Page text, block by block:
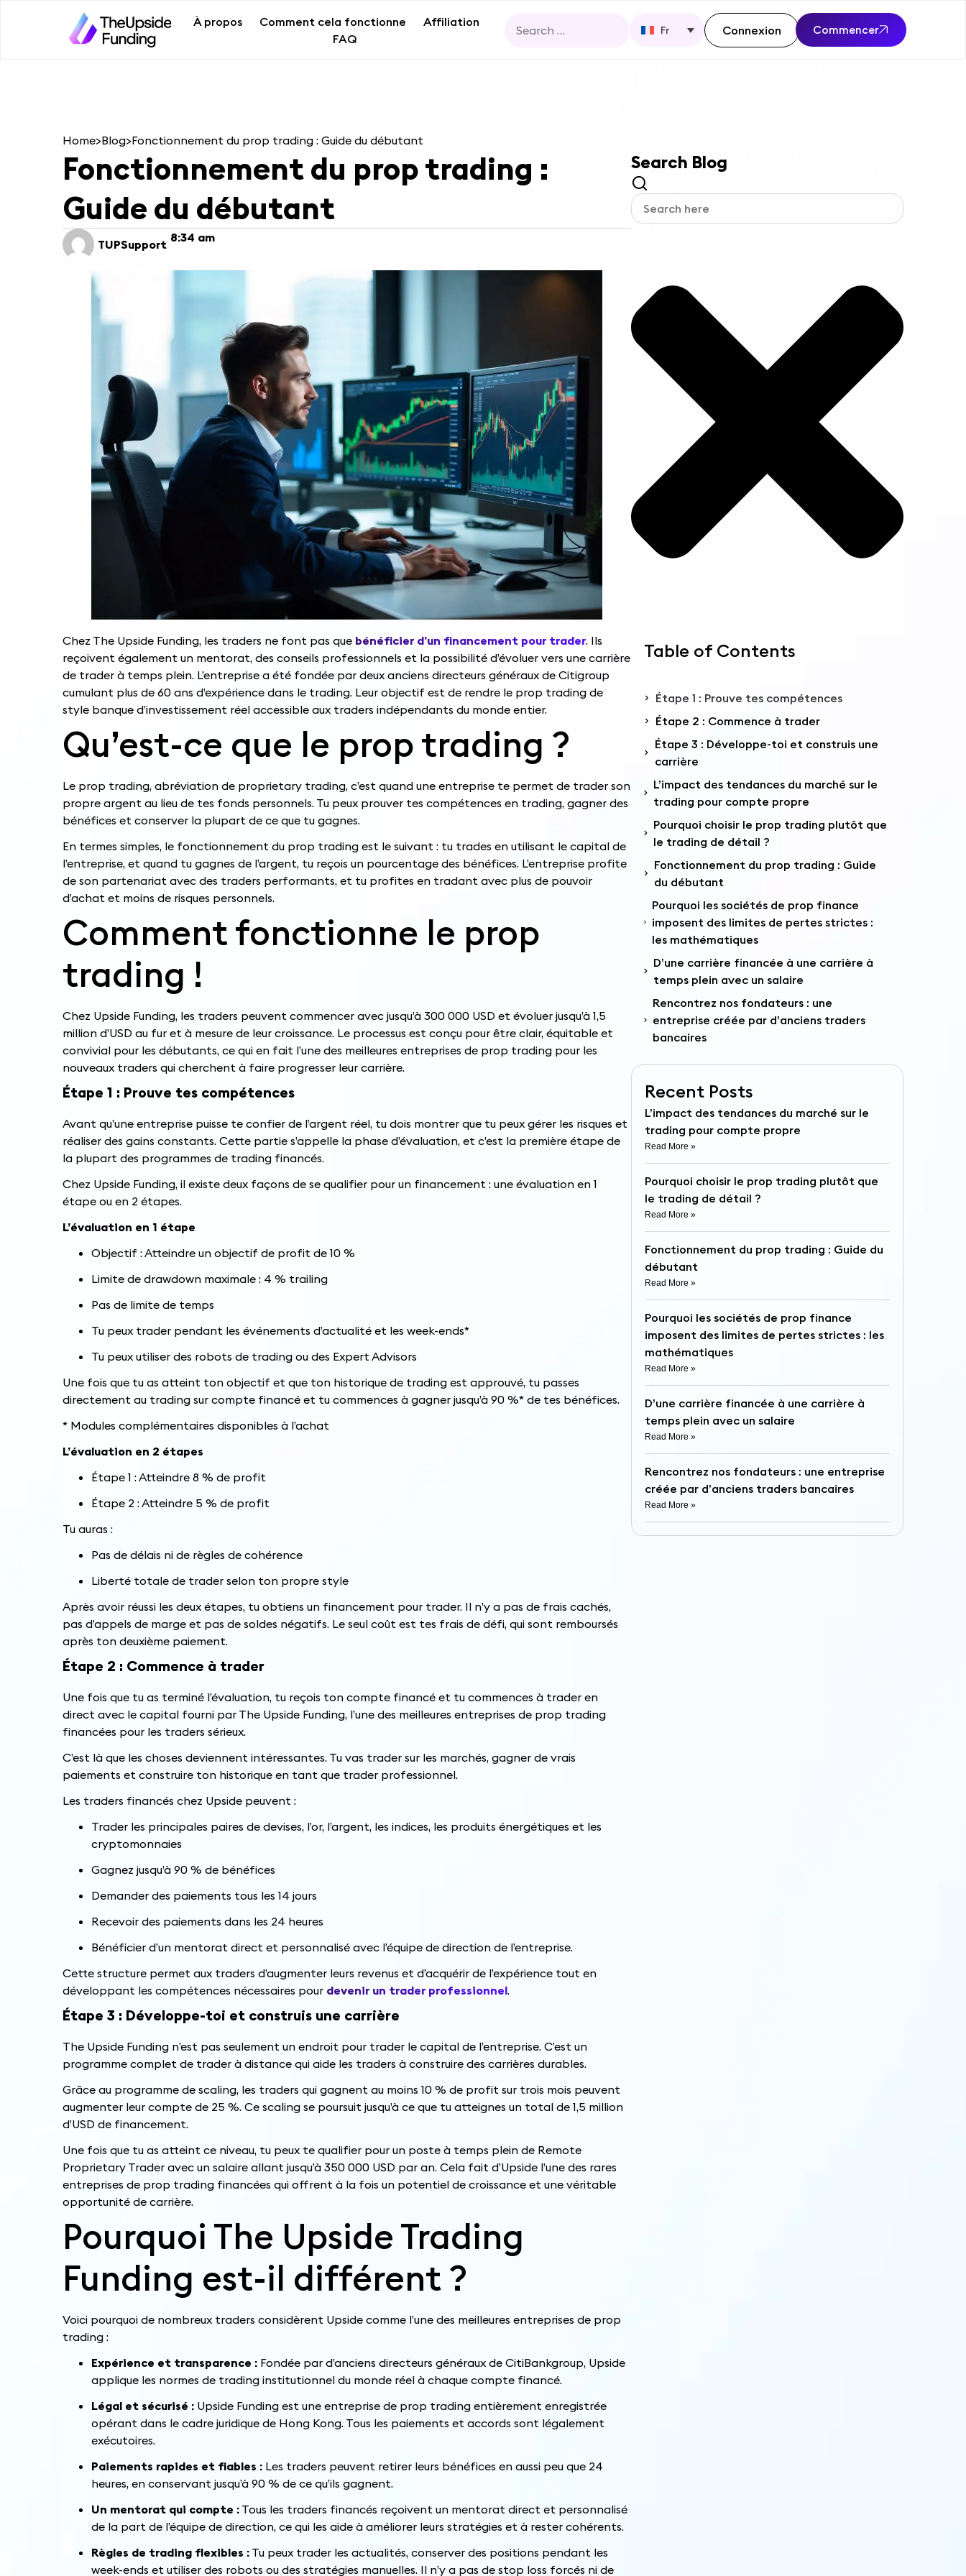
À propos Comment cela fonctionne
Affiliation
FAQ
Fr Connexion Commencer
Home>Blog>Fonctionnement du prop trading : Guide du débutant
Fonctionnement du prop trading :
Guide du débutant
TUPSupport 8:34 am
Chez The Upside Funding, les traders ne font pas que bénéficier d’un financement pour trader. Ils
reçoivent également un mentorat, des conseils professionnels et la possibilité d’évoluer vers une carrière
de trader à temps plein. L’entreprise a été fondée par deux anciens directeurs généraux de Citigroup
cumulant plus de 60 ans d’expérience dans le trading. Leur objectif est de rendre le prop trading de
style banque d’investissement réel accessible aux traders indépendants du monde entier.
Qu’est-ce que le prop trading ?
Le prop trading, abréviation de proprietary trading, c’est quand une entreprise te permet de trader son
propre argent au lieu de tes fonds personnels. Tu peux prouver tes compétences en trading, gagner des
bénéfices et conserver la plupart de ce que tu gagnes.
En termes simples, le fonctionnement du prop trading est le suivant : tu trades en utilisant le capital de
l’entreprise, et quand tu gagnes de l’argent, tu reçois un pourcentage des bénéfices. L’entreprise profite
de son partenariat avec des traders performants, et tu profites en tradant avec plus de pouvoir
d’achat et moins de risques personnels.
Comment fonctionne le prop
trading !
Chez Upside Funding, les traders peuvent commencer avec jusqu’à 300 000 USD et évoluer jusqu’à 1,5
million d’USD au fur et à mesure de leur croissance. Le processus est conçu pour être clair, équitable et
convivial pour les débutants, ce qui en fait l’une des meilleures entreprises de prop trading pour les
nouveaux traders qui cherchent à faire progresser leur carrière.
Étape 1 : Prouve tes compétences
Avant qu’une entreprise puisse te confier de l’argent réel, tu dois montrer que tu peux gérer les risques et
réaliser des gains constants. Cette partie s’appelle la phase d’évaluation, et c’est la première étape de
la plupart des programmes de trading financés.
Chez Upside Funding, il existe deux façons de se qualifier pour un financement : une évaluation en 1
étape ou en 2 étapes.
L’évaluation en 1 étape
Objectif : Atteindre un objectif de profit de 10 %
Limite de drawdown maximale : 4 % trailing
Pas de limite de temps
Tu peux trader pendant les événements d’actualité et les week-ends*
Tu peux utiliser des robots de trading ou des Expert Advisors
Une fois que tu as atteint ton objectif et que ton historique de trading est approuvé, tu passes
directement au trading sur compte financé et tu commences à gagner jusqu’à 90 %* de tes bénéfices.
* Modules complémentaires disponibles à l’achat
L’évaluation en 2 étapes
Étape 1 : Atteindre 8 % de profit
Étape 2 : Atteindre 5 % de profit
Tu auras :
Pas de délais ni de règles de cohérence
Liberté totale de trader selon ton propre style
Après avoir réussi les deux étapes, tu obtiens un financement pour trader. Il n’y a pas de frais cachés,
pas d’appels de marge et pas de soldes négatifs. Le seul coût est tes frais de défi, qui sont remboursés
après ton deuxième paiement.
Étape 2 : Commence à trader
Une fois que tu as terminé l’évaluation, tu reçois ton compte financé et tu commences à trader en
direct avec le capital fourni par The Upside Funding, l’une des meilleures entreprises de prop trading
financées pour les traders sérieux.
C’est là que les choses deviennent intéressantes. Tu vas trader sur les marchés, gagner de vrais
paiements et construire ton historique en tant que trader professionnel.
Les traders financés chez Upside peuvent :
Trader les principales paires de devises, l’or, l’argent, les indices, les produits énergétiques et les
cryptomonnaies
Gagnez jusqu’à 90 % de bénéfices
Demander des paiements tous les 14 jours
Recevoir des paiements dans les 24 heures
Bénéficier d’un mentorat direct et personnalisé avec l’équipe de direction de l’entreprise.
Cette structure permet aux traders d’augmenter leurs revenus et d’acquérir de l’expérience tout en
développant les compétences nécessaires pour devenir un trader professionnel.
Étape 3 : Développe-toi et construis une carrière
The Upside Funding n’est pas seulement un endroit pour trader le capital de l’entreprise. C’est un
programme complet de trader à distance qui aide les traders à construire des carrières durables.
Grâce au programme de scaling, les traders qui gagnent au moins 10 % de profit sur trois mois peuvent
augmenter leur compte de 25 %. Ce scaling se poursuit jusqu’à ce que tu atteignes un total de 1,5 million
d’USD de financement.
Une fois que tu as atteint ce niveau, tu peux te qualifier pour un poste à temps plein de Remote
Proprietary Trader avec un salaire allant jusqu’à 350 000 USD par an. Cela fait d’Upside l’une des rares
entreprises de prop trading financées qui offrent à la fois un potentiel de croissance et une véritable
opportunité de carrière.
Pourquoi The Upside Trading
Funding est-il différent ?
Voici pourquoi de nombreux traders considèrent Upside comme l’une des meilleures entreprises de prop
trading :
Expérience et transparence : Fondée par d’anciens directeurs généraux de CitiBankgroup, Upside
applique les normes de trading institutionnel du monde réel à chaque compte financé.
Légal et sécurisé : Upside Funding est une entreprise de prop trading entièrement enregistrée
opérant dans le cadre juridique de Hong Kong. Tous les paiements et accords sont légalement
exécutoires.
Paiements rapides et fiables : Les traders peuvent retirer leurs bénéfices en aussi peu que 24
heures, en conservant jusqu’à 90 % de ce qu’ils gagnent.
Un mentorat qui compte : Tous les traders financés reçoivent un mentorat direct et personnalisé
de la part de l’équipe de direction, ce qui les aide à améliorer leurs stratégies et à rester cohérents.
Règles de trading flexibles : Tu peux trader les actualités, conserver des positions pendant les
week-ends et utiliser des robots ou des stratégies manuelles. Il n’y a pas de stop loss forcés ni de
Search Blog
Table of Contents
Étape 1 : Prouve tes compétences
Étape 2 : Commence à trader
Étape 3 : Développe-toi et construis une
carrière
L’impact des tendances du marché sur le
trading pour compte propre
Pourquoi choisir le prop trading plutôt que
le trading de détail ?
Fonctionnement du prop trading : Guide
du débutant
Pourquoi les sociétés de prop finance
imposent des limites de pertes strictes :
les mathématiques
D’une carrière financée à une carrière à
temps plein avec un salaire
Rencontrez nos fondateurs : une
entreprise créée par d’anciens traders
bancaires
Recent Posts
L’impact des tendances du marché sur le
trading pour compte propre
Read More »
Pourquoi choisir le prop trading plutôt que
le trading de détail ?
Read More »
Fonctionnement du prop trading : Guide du
débutant
Read More »
Pourquoi les sociétés de prop finance
imposent des limites de pertes strictes : les
mathématiques
Read More »
D’une carrière financée à une carrière à
temps plein avec un salaire
Read More »
Rencontrez nos fondateurs : une entreprise
créée par d’anciens traders bancaires
Read More »